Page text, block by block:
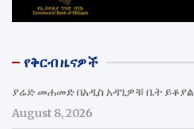
የቅርብ ዜናዎች
ያሬድ መሐመድ በአዲስ አዳጊዎቹ ቤት ይቆያል
August 8, 2026